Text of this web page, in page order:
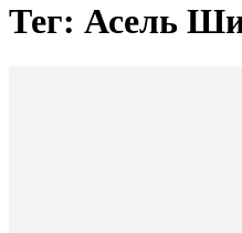
Тег: Асель